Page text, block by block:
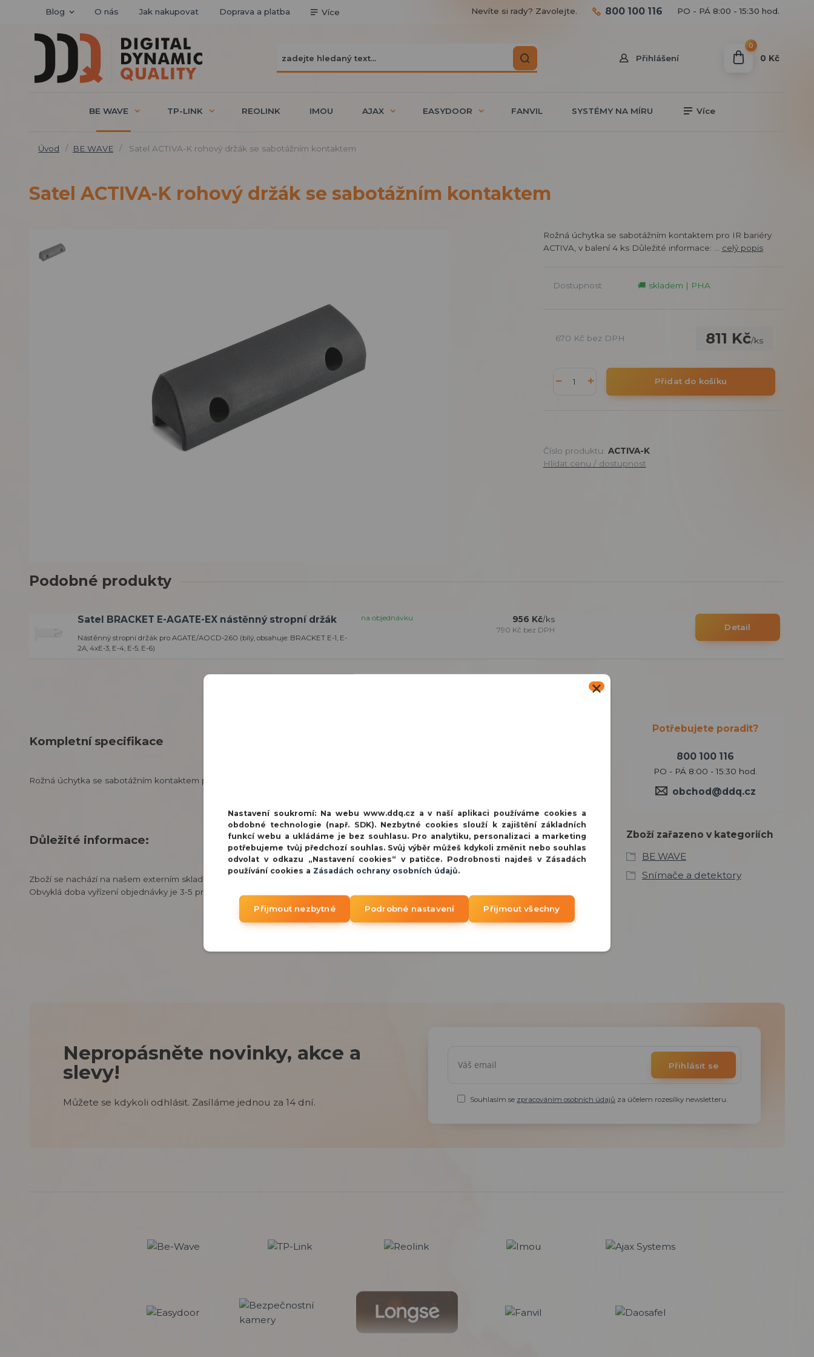
Blog O nás Jak nakupovat Doprava a platba Více
Přihlášení
Nevíte si rady? Zavolejte. 800 100 116 PO - PÁ 8:00 - 15:30 hod.
0
0 Kč
BE WAVE TP-LINK REOLINK IMOU AJAX EASYDOOR FANVIL SYSTÉMY NA MÍRU Více
Úvod BE WAVE Satel ACTIVA-K rohový držák se sabotážním kontaktem
Satel ACTIVA-K rohový držák se sabotážním kontaktem
Rožná úchytka se sabotážním kontaktem pro IR bariéry
ACTIVA, v balení 4 ks Důležité informace: ... celý popis
Dostupnost 🚚 skladem | PHA
811 Kč/ks
670 Kč bez DPH
Přidat do košíku
Číslo produktu: ACTIVA-K
Hlídat cenu / dostupnost
Podobné produkty
Satel BRACKET E-AGATE-EX nástěnný stropní držák
Nástěnný stropní držák pro AGATE/AOCD-260 (bílý, obsahuje: BRACKET E-1, E-
2A, 4xE-3, E-4, E-5, E-6)
956 Kč/ks
790 Kč bez DPH
na objednávku
Detail
Kompletní specifikace
Rožná úchytka se sabotážním kontaktem pro IR bariéry ACTIVA, v balení 4 ks
Důležité informace:
Zboží se nachází na našem externím skladu v Praze.
Obvyklá doba vyřízení objednávky je 3-5 pracovních dnů.
Potřebujete poradit?
800 100 116
PO - PÁ 8:00 - 15:30 hod.
obchod@ddq.cz
Zboží zařazeno v kategoriích
BE WAVE
Snímače a detektory
Nepropásněte novinky, akce a
slevy!
Můžete se kdykoli odhlásit. Zasíláme jednou za 14 dní.
Přihlásit se
Souhlasím se zpracováním osobních údajů za účelem rozesílky newsletteru.
Nastavení soukromí: Na webu www.ddq.cz a v naší aplikaci používáme cookies a
obdobné technologie (např. SDK). Nezbytné cookies slouží k zajištění základních
funkcí webu a ukládáme je bez souhlasu. Pro analytiku, personalizaci a marketing
potřebujeme tvůj předchozí souhlas. Svůj výběr můžeš kdykoli změnit nebo souhlas
odvolat v odkazu „Nastavení cookies“ v patičce. Podrobnosti najdeš v Zásadách
používání cookies a Zásadách ochrany osobních údajů.
Přijmout nezbytné Podrobné nastavení Přijmout všechny